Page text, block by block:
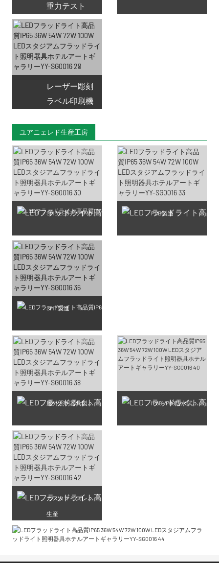
重力テスト
レーザー彫刻
ラベル印刷機
ユアニェレド生産工房
SMD LEDチップの製造 PCB製造
SMT製造
屋外照明器具製造工房 IP65-IP68防水試験生産
カスタマイズレーザー彫刻
生産